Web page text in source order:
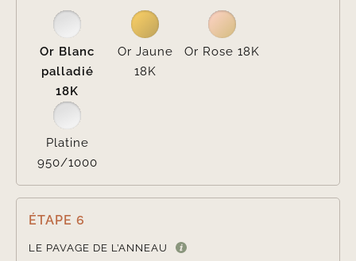
Or Blanc
palladié
18K
Or Jaune
18K
Or Rose 18K
Platine
950/1000
ÉTAPE 6
LE PAVAGE DE L’ANNEAU